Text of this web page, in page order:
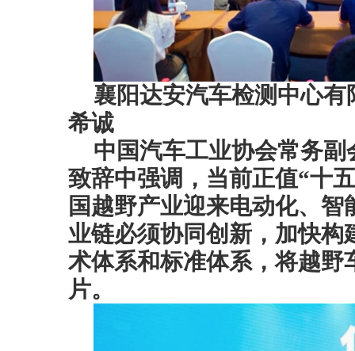
襄阳达安汽车检测中心
希诚
中国汽车工业协会常务
致辞中强调，当前正值“十
国越野产业迎来电动化、
业链必须协同创新，加快
术体系和标准体系，将越野
片。